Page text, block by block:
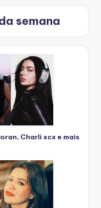
semana
Charli xcx e mais